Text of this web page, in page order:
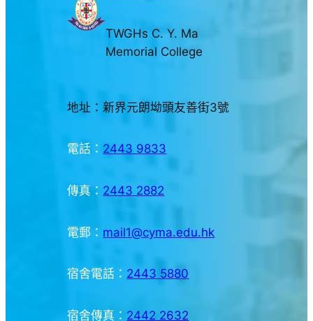
TWGHs C. Y. Ma
Memorial College
地址：新界元朗坳頭友善街3號
電話： 2443 9833
傳真： 2443 2882
電郵： mail1@cyma.edu.hk
宿舍電話： 2443 5880
宿舍傳真： 2442 2632